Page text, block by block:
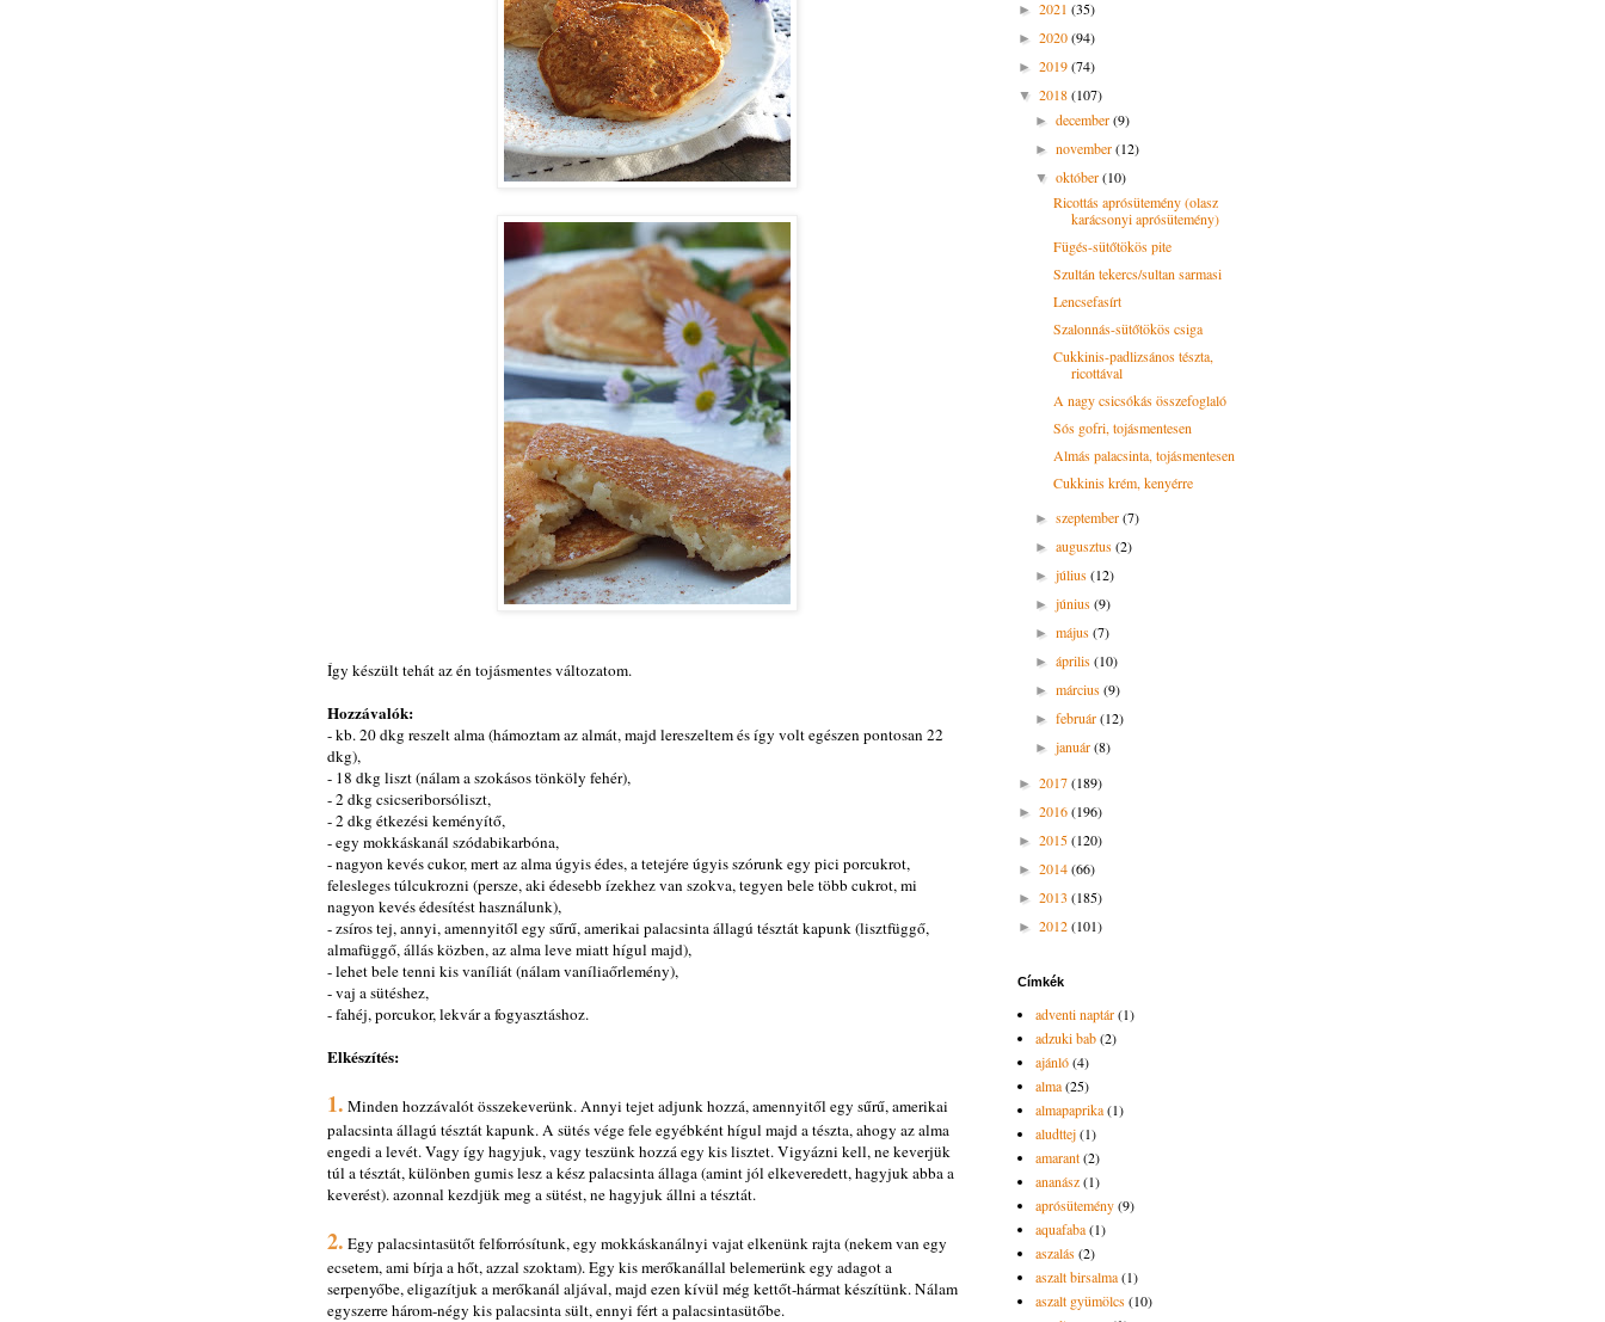
Így készült tehát az én tojásmentes változatom.
Hozzávalók:
- kb. 20 dkg reszelt alma (hámoztam az almát, majd lereszeltem és így volt egészen pontosan 22
dkg),
- 18 dkg liszt (nálam a szokásos tönköly fehér),
- 2 dkg csicseriborsóliszt,
- 2 dkg étkezési keményítő,
- egy mokkáskanál szódabikarbóna,
- nagyon kevés cukor, mert az alma úgyis édes, a tetejére úgyis szórunk egy pici porcukrot,
felesleges túlcukrozni (persze, aki édesebb ízekhez van szokva, tegyen bele több cukrot, mi
nagyon kevés édesítést használunk),
- zsíros tej, annyi, amennyitől egy sűrű, amerikai palacsinta állagú tésztát kapunk (lisztfüggő,
almafüggő, állás közben, az alma leve miatt hígul majd),
- lehet bele tenni kis vaníliát (nálam vaníliaőrlemény),
- vaj a sütéshez,
- fahéj, porcukor, lekvár a fogyasztáshoz.
Elkészítés:
1. Minden hozzávalót összekeverünk. Annyi tejet adjunk hozzá, amennyitől egy sűrű, amerikai
palacsinta állagú tésztát kapunk. A sütés vége fele egyébként hígul majd a tészta, ahogy az alma
engedi a levét. Vagy így hagyjuk, vagy teszünk hozzá egy kis lisztet. Vigyázni kell, ne keverjük
túl a tésztát, különben gumis lesz a kész palacsinta állaga (amint jól elkeveredett, hagyjuk abba a
keverést). azonnal kezdjük meg a sütést, ne hagyjuk állni a tésztát.
2. Egy palacsintasütőt felforrósítunk, egy mokkáskanálnyi vajat elkenünk rajta (nekem van egy
ecsetem, ami bírja a hőt, azzal szoktam). Egy kis merőkanállal belemerünk egy adagot a
serpenyőbe, eligazítjuk a merőkanál aljával, majd ezen kívül még kettőt-hármat készítünk. Nálam
egyszerre három-négy kis palacsinta sült, ennyi fért a palacsintasütőbe.
► 2021 (35)
► 2020(94)
► 2019(74)
▼ 2018(107)
►december(9)
►november(12)
▼október(10)
Ricottás aprósütemény (olasz
karácsonyi aprósütemény)
Fügés-sütőtökös pite
Szultán tekercs/sultan sarmasi
Lencsefasírt
Szalonnás-sütőtökös csiga
Cukkinis-padlizsános tészta,
ricottával
A nagy csicsókás összefoglaló
Sós gofri, tojásmentesen
Almás palacsinta, tojásmentesen
Cukkinis krém, kenyérre
►szeptember(7)
►augusztus(2)
►július(12)
►június(9)
►május(7)
►április(10)
►március(9)
►február(12)
►január(8)
► 2017(189)
► 2016(196)
► 2015(120)
► 2014(66)
► 2013 (185)
► 2012(101)
Címkék
adventi naptár(1)
adzuki bab(2)
ajánló(4)
alma(25)
almapaprika(1)
aludttej(1)
amarant(2)
ananász(1)
aprósütemény(9)
aquafaba(1)
aszalás(2)
aszalt birsalma(1)
aszalt gyümölcs(10)